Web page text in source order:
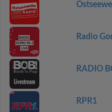
Radio
RADIO
RPR1